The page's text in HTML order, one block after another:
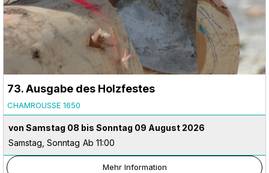
73. Ausgabe des Holzfestes
CHAMROUSSE 1650
von Samstag 08 bis Sonntag 09 August 2026
Samstag, Sonntag Ab 11:00
Mehr Information